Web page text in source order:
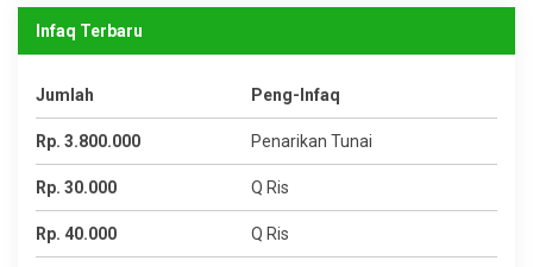
Infaq Terbaru
Jumlah Peng-Infaq
Rp. 3.800.000 Penarikan Tunai
Rp. 30.000 Q Ris
Rp. 40.000 Q Ris